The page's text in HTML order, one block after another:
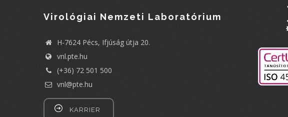
Virológiai Nemzeti Laboratórium
H-7624 Pécs, Ifjúság útja 20.
vnl.pte.hu
(+36) 72 501 500
vnl@pte.hu
KARRIER